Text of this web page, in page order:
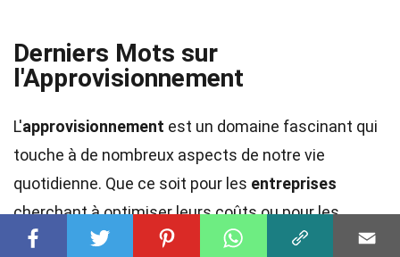
Derniers Mots sur
l'Approvisionnement
L'approvisionnement est un domaine fascinant qui
touche à de nombreux aspects de notre vie
quotidienne. Que ce soit pour les entreprises
cherchant à optimiser leurs coûts ou pour les
consommateurs
souhaitant comprendre d'où